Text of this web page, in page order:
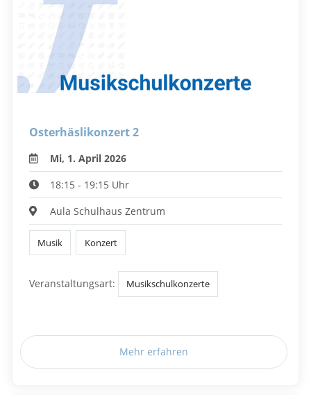
Osterhäslikonzert 2
Mi, 1. April 2026
18:15 - 19:15 Uhr
Aula Schulhaus Zentrum
Musik Konzert
Veranstaltungsart: Musikschulkonzerte
Mehr erfahren